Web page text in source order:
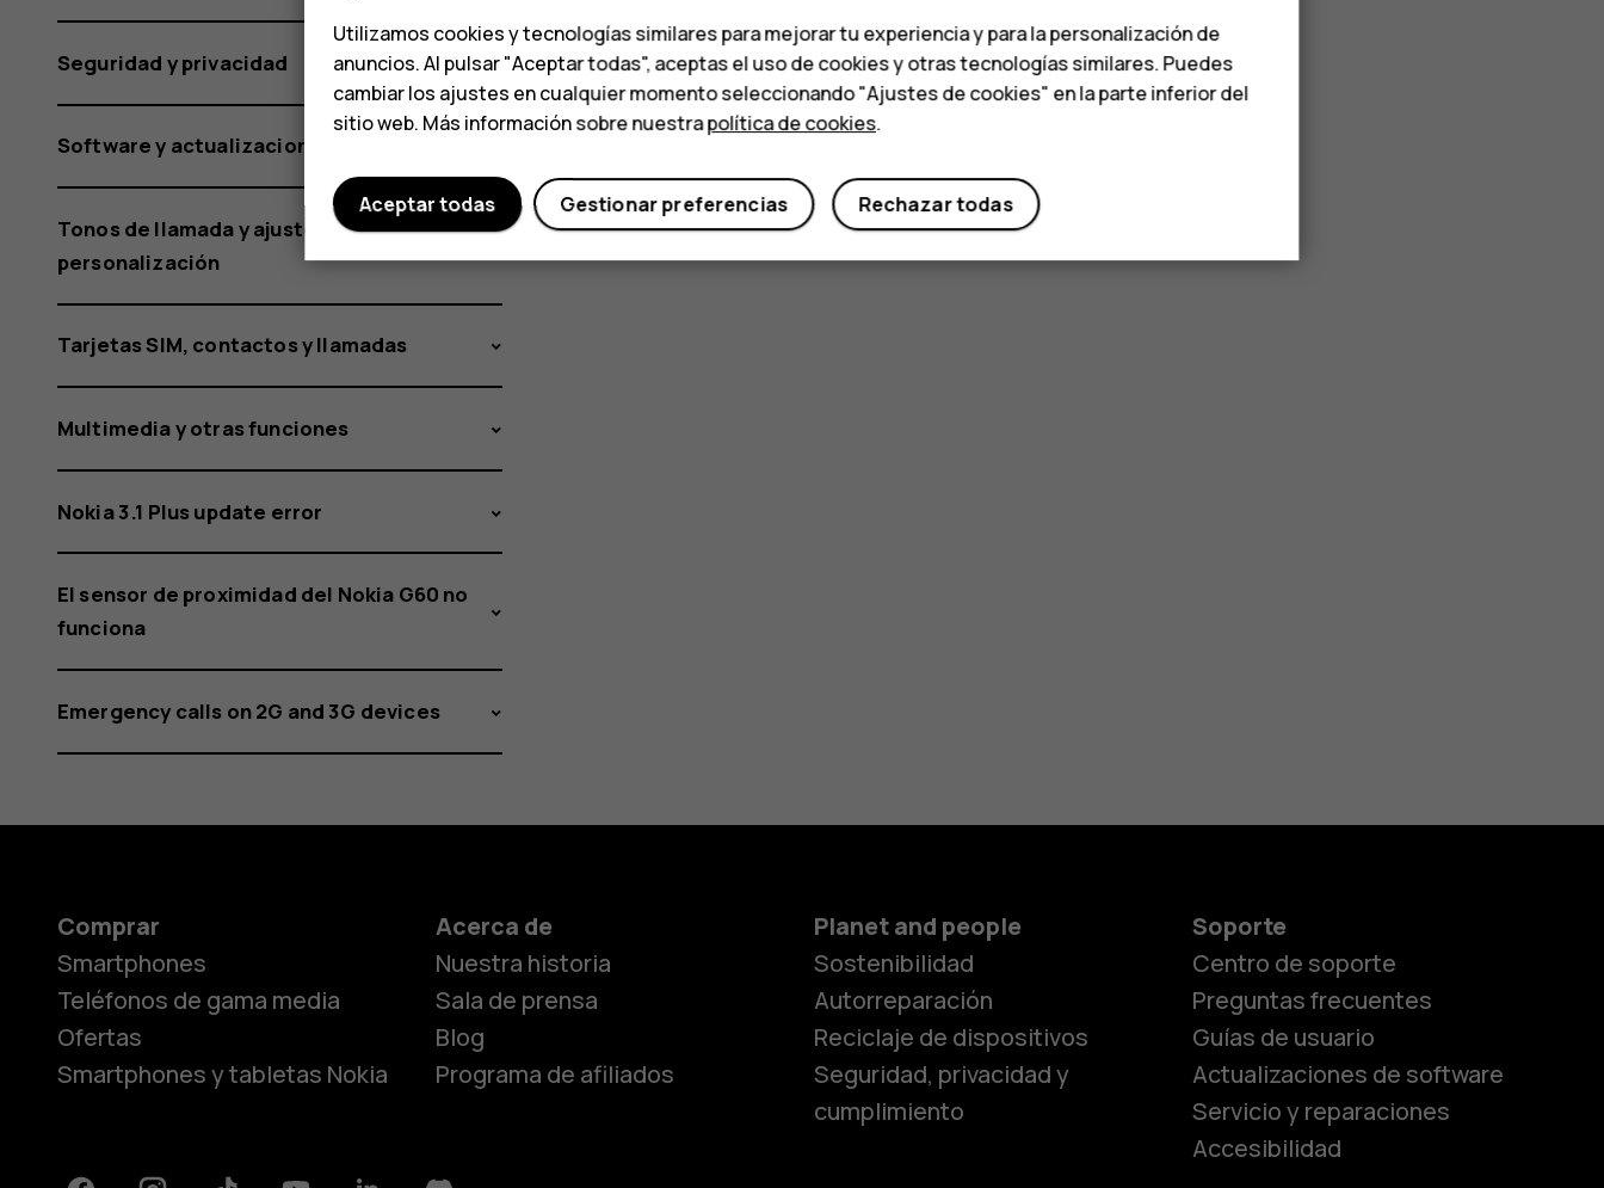
Seguridad y privacidad
Software y actualizaciones
Tonos de llamada y ajustes de
personalización
Tarjetas SIM, contactos y llamadas
Multimedia y otras funciones
Nokia 3.1 Plus update error
El sensor de proximidad del Nokia G60 no
funciona
Emergency calls on 2G and 3G devices
Comprar
Smartphones
Teléfonos de gama media
Ofertas
Smartphones y tabletas Nokia
Acerca de
Nuestra historia
Sala de prensa
Blog
Programa de afiliados
Planet and people
Sostenibilidad
Autorreparación
Reciclaje de dispositivos
Seguridad, privacidad y
cumplimiento
Soporte
Centro de soporte
Preguntas frecuentes
Guías de usuario
Actualizaciones de software
Servicio y reparaciones
Accesibilidad
Utilizamos cookies y tecnologías similares para mejorar tu experiencia y para la personalización de
anuncios. Al pulsar "Aceptar todas", aceptas el uso de cookies y otras tecnologías similares. Puedes
cambiar los ajustes en cualquier momento seleccionando "Ajustes de cookies" en la parte inferior del
sitio web. Más información sobre nuestrapolítica de cookies.
Rechazar todas
Gestionar preferencias
Aceptar todas